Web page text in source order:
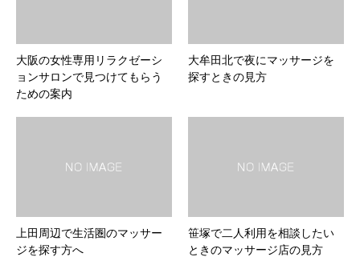
大阪の女性専用リラクゼーシ
ョンサロンで見つけてもらう
ための案内
大牟田北で夜にマッサージを
探すときの見方
上田周辺で生活圏のマッサー
ジを探す方へ
笹塚で二人利用を相談したい
ときのマッサージ店の見方